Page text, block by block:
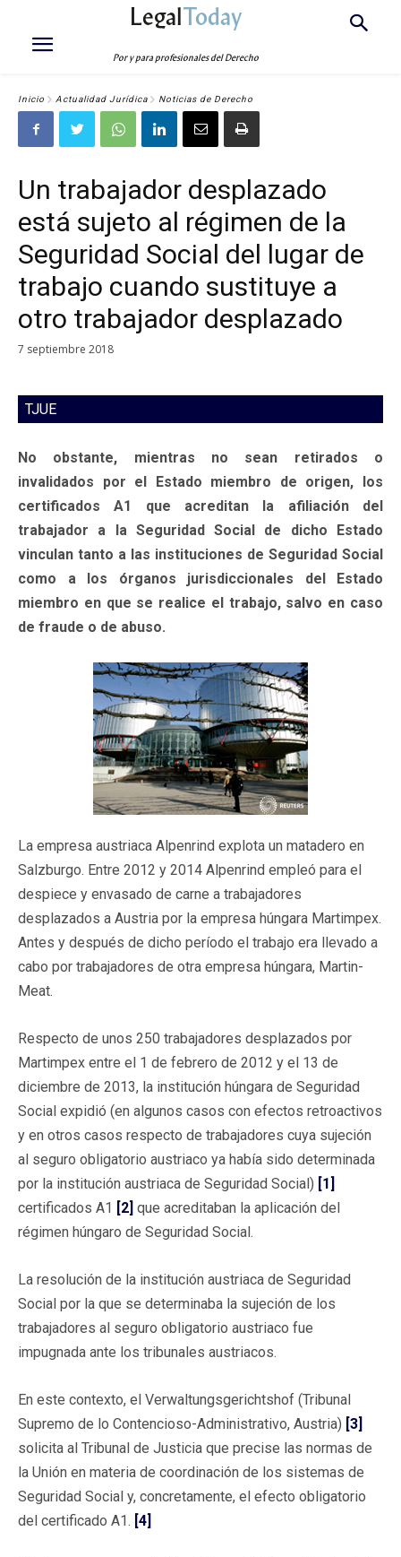
LegalToday
Por y para profesionales del Derecho
Inicio Actualidad Jurídica Noticias de Derecho
Un trabajador desplazado
está sujeto al régimen de la
Seguridad Social del lugar de
trabajo cuando sustituye a
otro trabajador desplazado
7 septiembre 2018
TJUE
No obstante, mientras no sean retirados o
invalidados por el Estado miembro de origen, los
certificados A1 que acreditan la afiliación del
trabajador a la Seguridad Social de dicho Estado
vinculan tanto a las instituciones de Seguridad Social
como a los órganos jurisdiccionales del Estado
miembro en que se realice el trabajo, salvo en caso
de fraude o de abuso.
La empresa austriaca Alpenrind explota un matadero en
Salzburgo. Entre 2012 y 2014 Alpenrind empleó para el
despiece y envasado de carne a trabajadores
desplazados a Austria por la empresa húngara Martimpex.
Antes y después de dicho período el trabajo era llevado a
cabo por trabajadores de otra empresa húngara, Martin-
Meat.
Respecto de unos 250 trabajadores desplazados por
Martimpex entre el 1 de febrero de 2012 y el 13 de
diciembre de 2013, la institución húngara de Seguridad
Social expidió (en algunos casos con efectos retroactivos
y en otros casos respecto de trabajadores cuya sujeción
al seguro obligatorio austriaco ya había sido determinada
por la institución austriaca de Seguridad Social) [1]
certificados A1 [2] que acreditaban la aplicación del
régimen húngaro de Seguridad Social.
La resolución de la institución austriaca de Seguridad
Social por la que se determinaba la sujeción de los
trabajadores al seguro obligatorio austriaco fue
impugnada ante los tribunales austriacos.
En este contexto, el Verwaltungsgerichtshof (Tribunal
Supremo de lo Contencioso-Administrativo, Austria) [3]
solicita al Tribunal de Justicia que precise las normas de
la Unión en materia de coordinación de los sistemas de
Seguridad Social y, concretamente, el efecto obligatorio
del certificado A1. [4]